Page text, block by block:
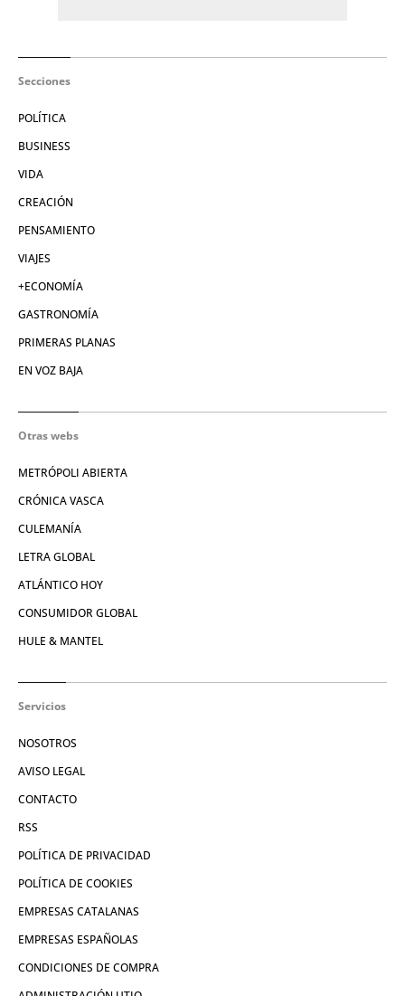
Secciones
POLÍTICA
BUSINESS
VIDA
CREACIÓN
PENSAMIENTO
VIAJES
+ECONOMÍA
GASTRONOMÍA
PRIMERAS PLANAS
EN VOZ BAJA
Otras webs
METRÓPOLI ABIERTA
CRÓNICA VASCA
CULEMANÍA
LETRA GLOBAL
ATLÁNTICO HOY
CONSUMIDOR GLOBAL
HULE & MANTEL
Servicios
NOSOTROS
AVISO LEGAL
CONTACTO
RSS
POLÍTICA DE PRIVACIDAD
POLÍTICA DE COOKIES
EMPRESAS CATALANAS
EMPRESAS ESPAÑOLAS
CONDICIONES DE COMPRA